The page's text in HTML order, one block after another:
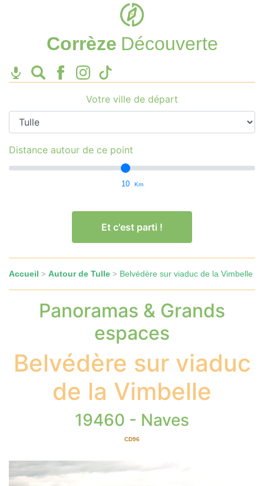
Corrèze Découverte
Votre ville de départ
Distance autour de ce point
10 Km
Et c'est parti !
Accueil > Autour de Tulle > Belvédère sur viaduc de la Vimbelle
Panoramas & Grands
espaces
Belvédère sur viaduc
de la Vimbelle
19460 - Naves
CD96